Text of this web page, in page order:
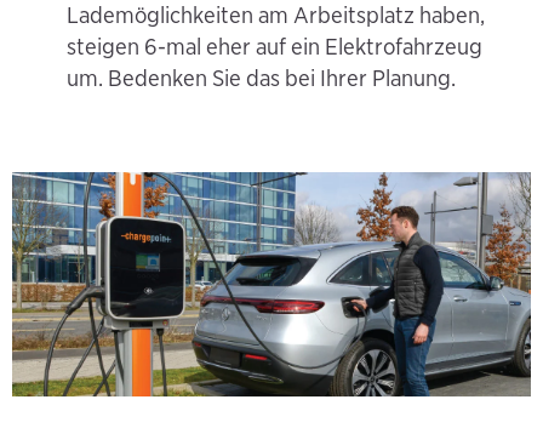
Lademöglichkeiten am Arbeitsplatz haben,
steigen 6-mal eher auf ein Elektrofahrzeug
um. Bedenken Sie das bei Ihrer Planung.